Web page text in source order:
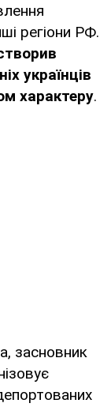
регіони РФ.
українців
характеру.
засновник